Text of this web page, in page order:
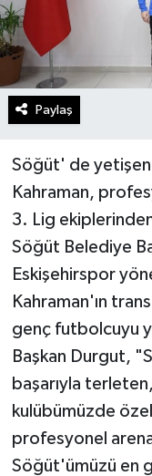
Paylaş
Söğüt' de
Kahraman,
3. Lig
Söğüt Belediye
Eskişehirspor
Kahraman'ın
genç futbolcuyu
Başkan Durgut,
başarıyla
kulübümüzde
profesyonel
Söğüt'ümüzü en
Politika
Sağlık
Teknoloji
Yaşam
Yurttan